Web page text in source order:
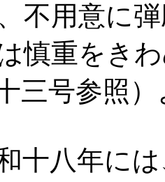
不用意に
慎重をき
三号参照
十八年には